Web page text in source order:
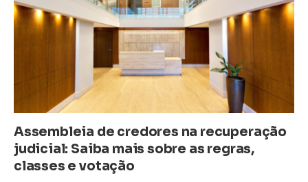
Assembleia de credores na recuperação
judicial: Saiba mais sobre as regras,
classes e votação